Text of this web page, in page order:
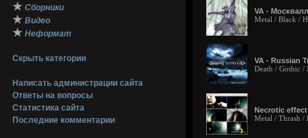
★ Сборники
★ Видео
★ Неформат
Скрыть категории
Написать администрации сайта
Ответы на вопросы
Статистика сайта
Последние комментарии
VA -
Metal / Black /
VA - Russian
Death / Gothic /
Necrotic
Metal / Thrash /